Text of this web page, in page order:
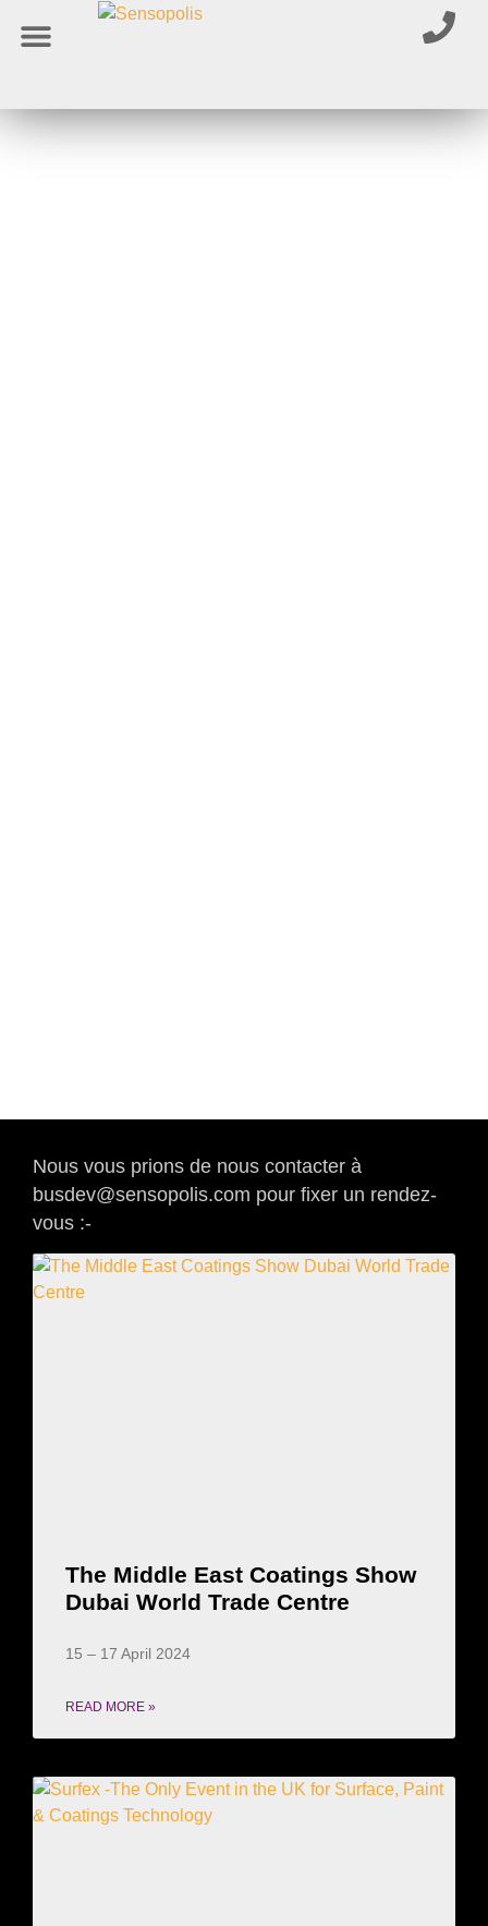
Nous vous prions de nous contacter à
busdev@sensopolis.com pour fixer un rendez-
vous :-
The Middle East Coatings Show
Dubai World Trade Centre
15 – 17 April 2024
READ MORE »